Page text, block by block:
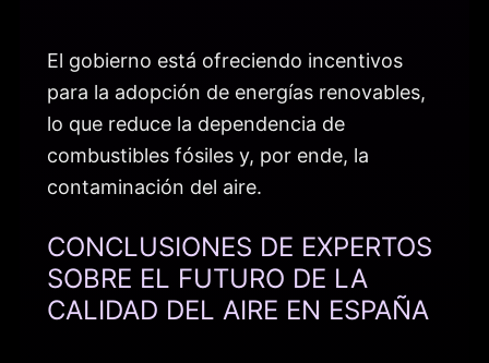
El gobierno está ofreciendo incentivos
para la adopción de energías renovables,
lo que reduce la dependencia de
combustibles fósiles y, por ende, la
contaminación del aire.
CONCLUSIONES DE EXPERTOS
SOBRE EL FUTURO DE LA
CALIDAD DEL AIRE EN ESPAÑA